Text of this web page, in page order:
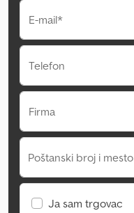
E-mail*
Telefon
Firma
Poštanski broj i mesto
Ja sam trgovac